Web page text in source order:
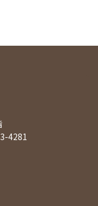
4281